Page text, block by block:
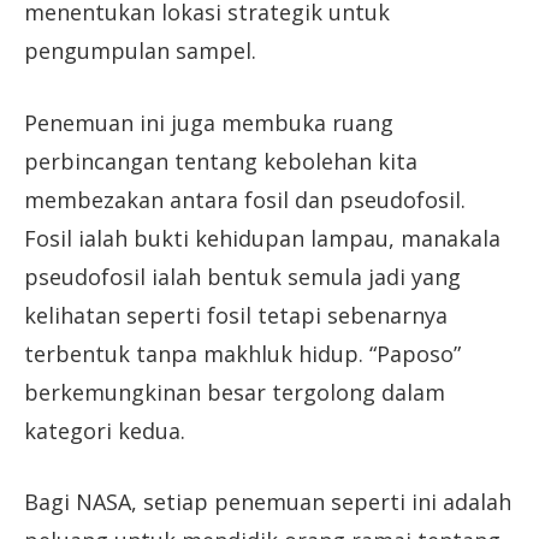
menentukan lokasi strategik untuk
pengumpulan sampel.
Penemuan ini juga membuka ruang
perbincangan tentang kebolehan kita
membezakan antara fosil dan pseudofosil.
Fosil ialah bukti kehidupan lampau, manakala
pseudofosil ialah bentuk semula jadi yang
kelihatan seperti fosil tetapi sebenarnya
terbentuk tanpa makhluk hidup. “Paposo”
berkemungkinan besar tergolong dalam
kategori kedua.
Bagi NASA, setiap penemuan seperti ini adalah